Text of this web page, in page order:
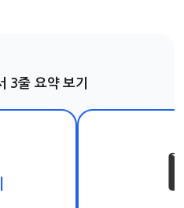
3줄 요약 보기